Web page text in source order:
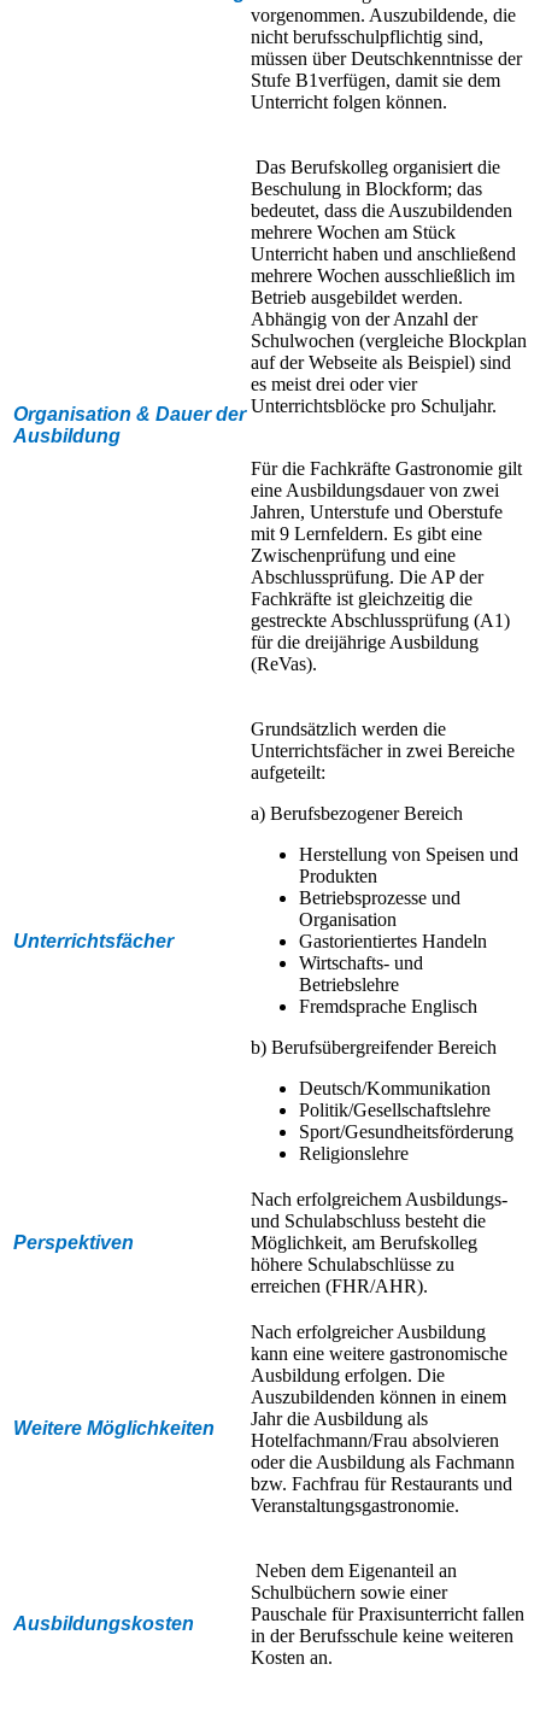
vorgenommen. Auszubildende, die
nicht berufsschulpflichtig sind,
müssen über Deutschkenntnisse der
Stufe B1verfügen, damit sie dem
Unterricht folgen können.
Organisation & Dauer der
Ausbildung
Das Berufskolleg organisiert die
Beschulung in Blockform; das
bedeutet, dass die Auszubildenden
mehrere Wochen am Stück
Unterricht haben und anschließend
mehrere Wochen ausschließlich im
Betrieb ausgebildet werden.
Abhängig von der Anzahl der
Schulwochen (vergleiche Blockplan
auf der Webseite als Beispiel) sind
es meist drei oder vier
Unterrichtsblöcke pro Schuljahr.
Für die Fachkräfte Gastronomie gilt
eine Ausbildungsdauer von zwei
Jahren, Unterstufe und Oberstufe
mit 9 Lernfeldern. Es gibt eine
Zwischenprüfung und eine
Abschlussprüfung. Die AP der
Fachkräfte ist gleichzeitig die
gestreckte Abschlussprüfung (A1)
für die dreijährige Ausbildung
(ReVas).
Unterrichtsfächer
Grundsätzlich werden die
Unterrichtsfächer in zwei Bereiche
aufgeteilt:
a) Berufsbezogener Bereich
Herstellung von Speisen und
Produkten
Betriebsprozesse und
Organisation
Gastorientiertes Handeln
Wirtschafts- und
Betriebslehre
Fremdsprache Englisch
b) Berufsübergreifender Bereich
Deutsch/Kommunikation
Politik/Gesellschaftslehre
Sport/Gesundheitsförderung
Religionslehre
Perspektiven
Nach erfolgreichem Ausbildungs-
und Schulabschluss besteht die
Möglichkeit, am Berufskolleg
höhere Schulabschlüsse zu
erreichen (FHR/AHR).
Weitere Möglichkeiten
Nach erfolgreicher Ausbildung
kann eine weitere gastronomische
Ausbildung erfolgen. Die
Auszubildenden können in einem
Jahr die Ausbildung als
Hotelfachmann/Frau absolvieren
oder die Ausbildung als Fachmann
bzw. Fachfrau für Restaurants und
Veranstaltungsgastronomie.
Ausbildungskosten
Neben dem Eigenanteil an
Schulbüchern sowie einer
Pauschale für Praxisunterricht fallen
in der Berufsschule keine weiteren
Kosten an.